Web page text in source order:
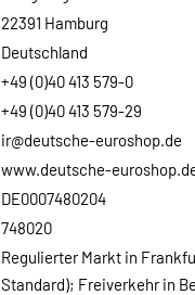
22391 Hamburg
Deutschland
+49 (0)40 413 579-0
+49 (0)40 413 579-29
ir@deutsche-euroshop.de
www.deutsche-
DE0007480204
748020
Regulierter Markt in
Standard); Freiverkehr in